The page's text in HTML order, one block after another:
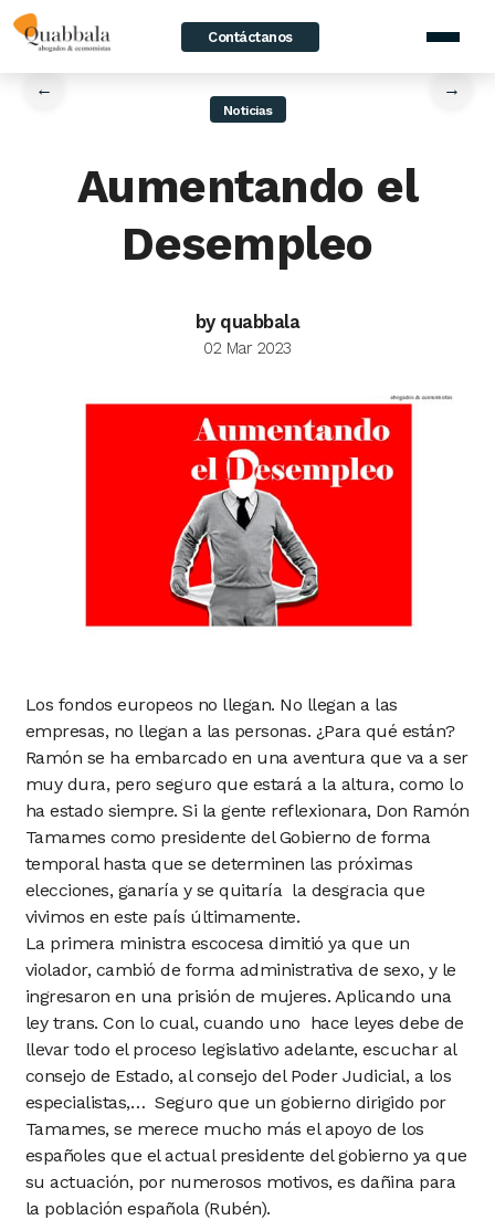
Contáctanos
home / News Aumentando el Desempleo
←
Noticias
→
Aumentando el
Desempleo
by quabbala
02 Mar 2023
Los fondos europeos no llegan. No llegan a las
empresas, no llegan a las personas. ¿Para qué están?
Ramón se ha embarcado en una aventura que va a ser
muy dura, pero seguro que estará a la altura, como lo
ha estado siempre. Si la gente reflexionara, Don Ramón
Tamames como presidente del Gobierno de forma
temporal hasta que se determinen las próximas
elecciones, ganaría y se quitaría la desgracia que
vivimos en este país últimamente.
La primera ministra escocesa dimitió ya que un
violador, cambió de forma administrativa de sexo, y le
ingresaron en una prisión de mujeres. Aplicando una
ley trans. Con lo cual, cuando uno hace leyes debe de
llevar todo el proceso legislativo adelante, escuchar al
consejo de Estado, al consejo del Poder Judicial, a los
especialistas,… Seguro que un gobierno dirigido por
Tamames, se merece mucho más el apoyo de los
españoles que el actual presidente del gobierno ya que
su actuación, por numerosos motivos, es dañina para
la población española (Rubén).